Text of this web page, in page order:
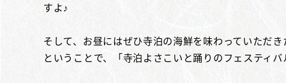
すよ♪
そして、お昼にはぜひ寺泊の海鮮を味わっていただき
ということで、「寺泊よさこいと踊りのフェスティ